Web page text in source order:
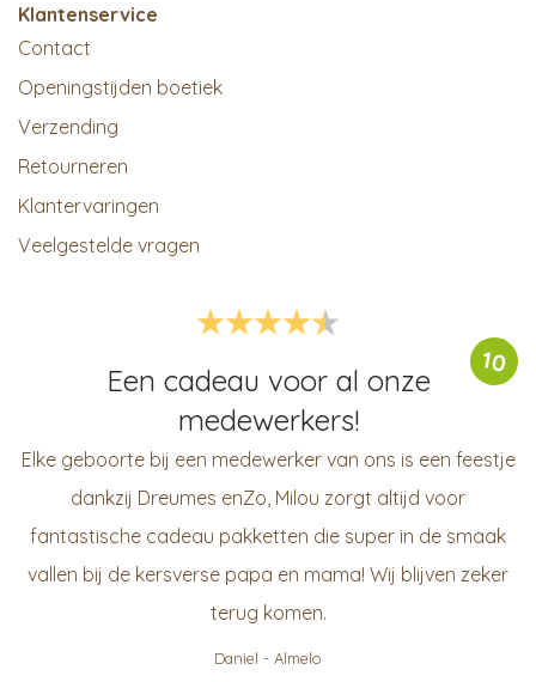
Klantenservice
Contact
Openingstijden boetiek
Verzending
Retourneren
Klantervaringen
Veelgestelde vragen
10
Een cadeau voor al onze
medewerkers!
Elke geboorte bij een medewerker van ons is een feestje
dankzij Dreumes enZo, Milou zorgt altijd voor
fantastische cadeau pakketten die super in de smaak
vallen bij de kersverse papa en mama! Wij blijven zeker
terug komen.
Daniel - Almelo